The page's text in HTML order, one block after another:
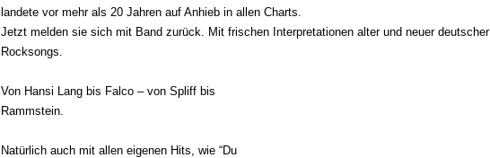
landete vor mehr als 20 Jahren auf Anhieb in allen Charts.
Jetzt melden sie sich mit Band zurück. Mit frischen Interpretationen alter und neuer deutscher
Rocksongs.
Von Hansi Lang bis Falco – von Spliff bis
Rammstein.
Natürlich auch mit allen eigenen Hits, wie “Du